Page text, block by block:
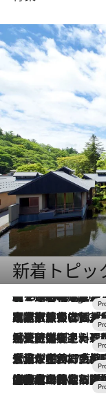
新着トピ
2 Hours Ago
【トンボの足水浴】ヒノキの香りに包まれて涼感マックス！約13℃の湧水かけ流しを避暑地「星野温泉 トンボの湯」で体験
2026.7.31
【ホテル帰省】という選択肢をOMOが提案。家族とほどよい距離を保つには「昼は実家、夜は気兼ねなくホテルで！」
2026.7.24
【夏限定ディナーコース】旬を迎える稚鮎や花ズッキーニなどをイタリア・トスカーナの郷土料理の手法で満喫！
2026.7.17
「土佐和ハーブかき氷」がOMO7高知に登場！生姜、山椒、大葉など目にも舌にも涼を呼ぶ
2026.7.10
NEW OPEN！【界 草津】名湯の地に誕生。趣の異なる2種の温泉と上州ならではの会席・蕎麦割烹など美食を味わう究極の癒やし旅